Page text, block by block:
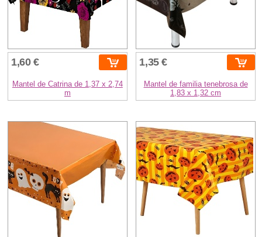
1,60 €
Mantel de Catrina de 1,37 x 2,74
m
1,35 €
Mantel de familia tenebrosa de
1,83 x 1,32 cm